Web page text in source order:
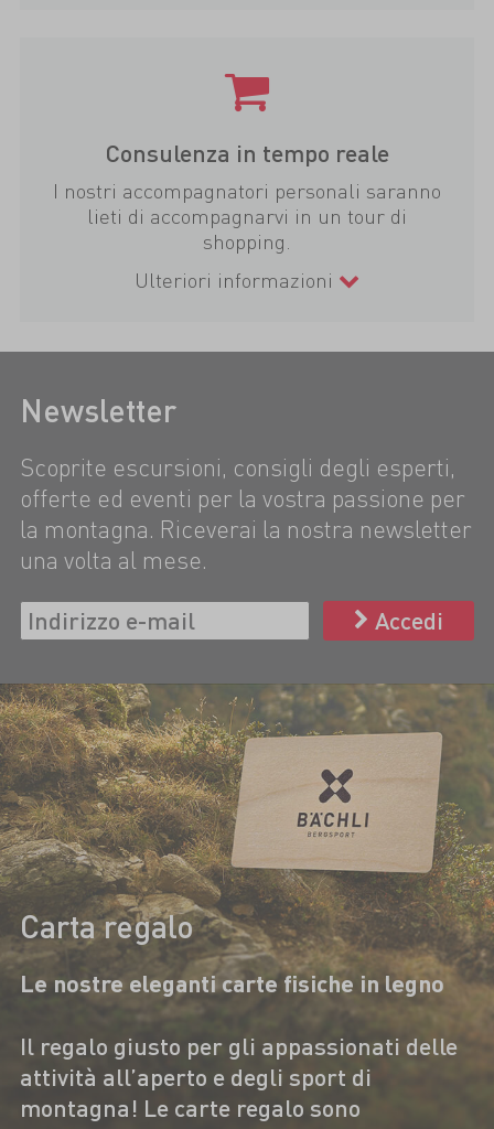
Consulenza in tempo reale
I nostri accompagnatori personali saranno
lieti di accompagnarvi in un tour di
shopping.
Ulteriori informazioni
Newsletter
Scoprite escursioni, consigli degli esperti,
offerte ed eventi per la vostra passione per
la montagna. Riceverai la nostra newsletter
una volta al mese.
Accedi
Carta regalo
Le nostre eleganti carte fisiche in legno
Il regalo giusto per gli appassionati delle
attività all’aperto e degli sport di
montagna! Le carte regalo sono